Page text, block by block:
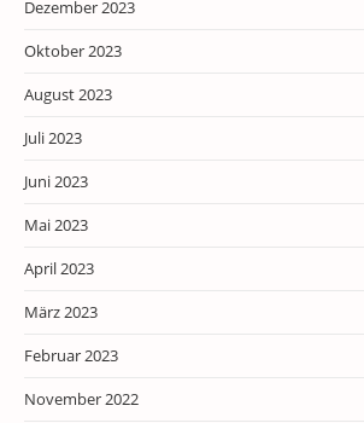
Dezember 2023
Oktober 2023
August 2023
Juli 2023
Juni 2023
Mai 2023
April 2023
März 2023
Februar 2023
November 2022